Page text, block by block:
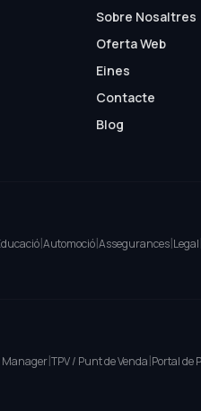
Sobre Nosaltres
Oferta Web
Eines
Contacte
Blog
|Automoció|Assegurances|Legal
Manager|TPV / Punt de Venda|Portal de